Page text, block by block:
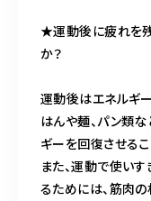
★運動後に疲れを
か？
運動後はエネルギ
はんや麺、パン類
ギーを回復させる
また、運動で使い
るためには、筋肉の